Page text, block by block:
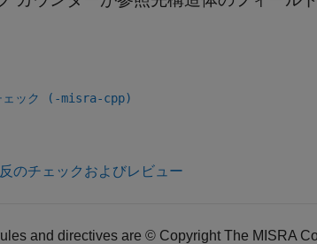
ェック (-misra-cpp)
のチェックおよびレビュー
and directives are © Copyright The MISRA